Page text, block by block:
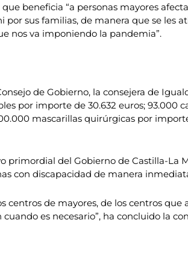
beneficia “a personas mayores
sus familias, de manera que se les
nos va imponiendo la pandemia”.
de Gobierno, la consejera de
por importe de 30.632 euros; 93.000
mascarillas quirúrgicas por
del Gobierno de Castilla-La
con discapacidad de manera
de mayores, de los centros que
es necesario”, ha concluido la